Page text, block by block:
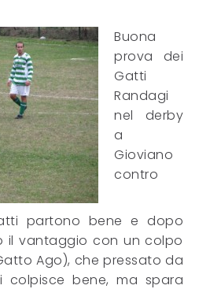
Buona
prova dei
Gatti
Randagi
nel derby
a
Gioviano
contro
partono bene e dopo
il vantaggio con un colpo
Ago), che pressato da
colpisce bene, ma spara